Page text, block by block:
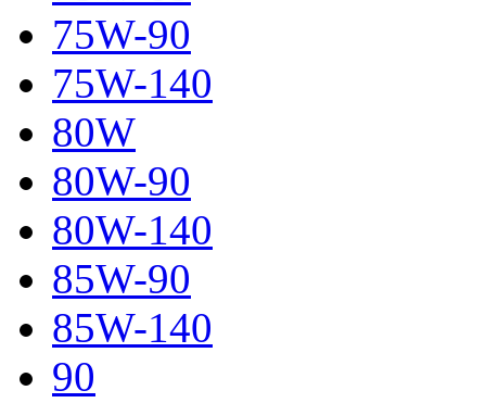
75W-90
75W-140
80W
80W-90
80W-140
85W-90
85W-140
90